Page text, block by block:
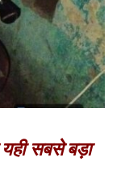
सबसे बड़ा